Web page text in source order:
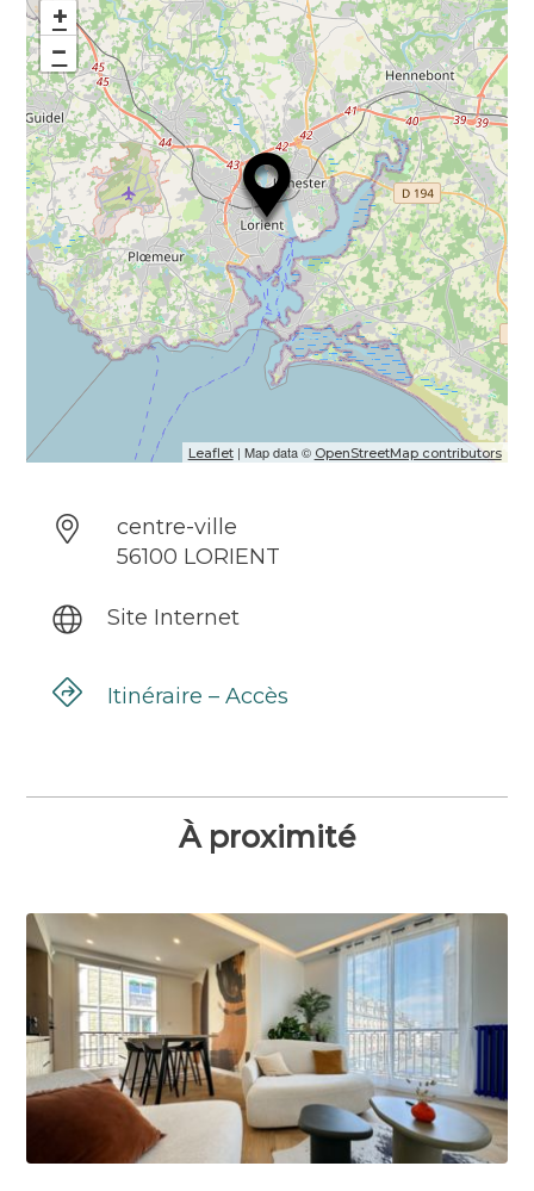
+
−
Leaflet| Map data © OpenStreetMap contributors
centre-ville
56100 LORIENT
Site Internet
Itinéraire – Accès
À proximité